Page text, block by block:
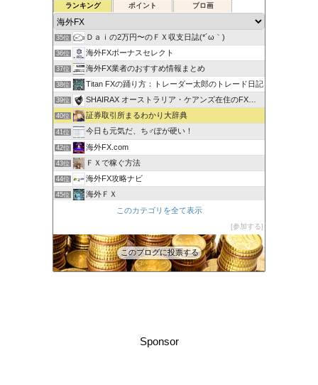
ランキング ポイント ブロ画
33位 ゆるゆる兼業投資家Vtuber編
34位
35位 Ｄａｉの2万円〜のＦＸ収支日誌(*´ω｀)
36位 海外FXボーナスセレクト
37位 海外FX業者のおすすめ情報まとめ
38位 Titan FXの踊り方：トレーダー太郎のトレード日記
39位 SHAIRAX オーストラリア・ケアンズ在住のFXトレーダー
40位 証券取引所まるわかり大辞典
41位 今日も元気だ、ち♂ぽが硬い！
42位 海外FX.com
43位 ＦＸで稼ぐ方法
44位 海外FX攻略ナビ
45位 海外ＦＸ
XM口座開設方法2022
FXの自動売買(EA)は本当に勝てるのか検証してみた
このカテゴリを全て表示
参加する
このブログに投票する
Sponsor